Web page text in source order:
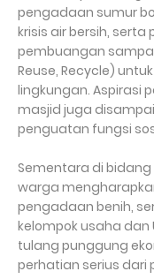
pengadaan sumur
krisis air bersih,
pembuangan
Reuse, Recycle)
lingkungan. Aspirasi
masjid juga
penguatan fungsi
Sementara di
warga
pengadaan benih,
kelompok usaha dan
tulang punggung
perhatian serius dari